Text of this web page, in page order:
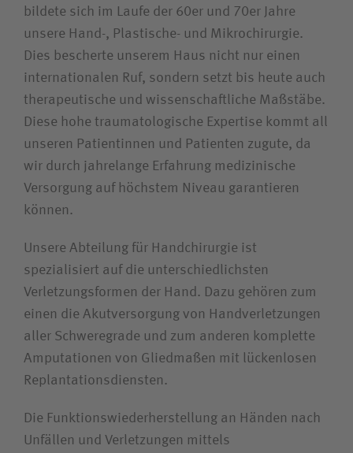
Unfallversicherungsträger
Zuweiserin / Zuweiser
Bewerberin / Bewerber
Journalistin / Journalist
bildete sich im Laufe der 60er und 70er Jahre
unsere Hand-, Plastische- und Mikrochirurgie.
Dies bescherte unserem Haus nicht nur einen
internationalen Ruf, sondern setzt bis heute auch
therapeutische und wissenschaftliche Maßstäbe.
Diese hohe traumatologische Expertise kommt all
unseren Patientinnen und Patienten zugute, da
wir durch jahrelange Erfahrung medizinische
Versorgung auf höchstem Niveau garantieren
können.
Unsere Abteilung für Handchirurgie ist
spezialisiert auf die unterschiedlichsten
Verletzungs­formen der Hand. Dazu gehören zum
einen die Akutversorgung von Handverletzungen
aller Schweregrade und zum anderen komplette
Amputationen von Gliedmaßen mit lückenlosen
Replantations­diensten.
Die Funktions­wieder­her­stellung an Händen nach
Unfällen und Verletzungen mittels